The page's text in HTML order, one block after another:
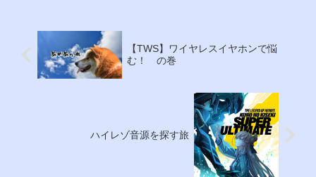
【TWS】ワイヤレスイヤホンで悩
む！ の巻
ハイレゾ音源を探す旅